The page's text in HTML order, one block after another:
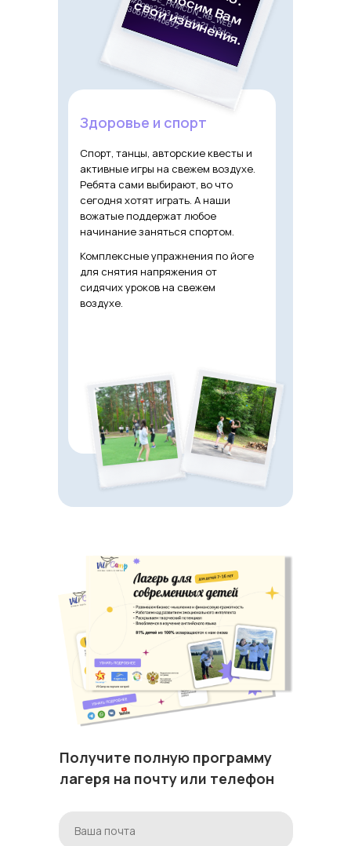
Здоровье и спорт
Спорт, танцы, авторские квесты и
активные игры на свежем воздухе.
Ребята сами выбирают, во что
сегодня хотят играть. А наши
вожатые поддержат любое
начинание заняться спортом.
Комплексные упражнения по йоге
для снятия напряжения от
сидячих уроков на свежем
воздухе.
Получите полную программу
лагеря на почту или телефон